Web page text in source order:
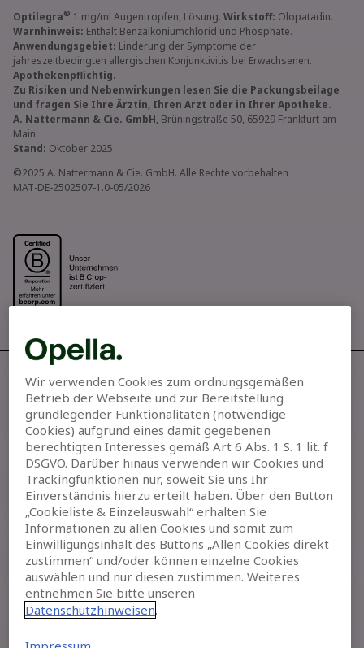
Optilegra® 1 mg/ml Augentropfen, Lösung. Wirkstoff: Olopatadin.
Warnhinweis: Enthält Benzalkoniumchlorid und Phosphate.
Anwendungsgebiet: Linderung der Symptome der
jahreszeitbedingten allergischen Konjunktivitis bei Erwachsenen.
Apothekenpflichtig.
Zu Risiken und Nebenwirkungen lesen Sie die Packungsbeilage
und fragen Sie Ihre Ärztin, Ihren Arzt oder in Ihrer Apotheke.
A. Nattermann & Cie. GmbH, Brüningstraße 50, 65929 Frankfurt am
Main.
Stand: Oktober 2025
©2025 A. Nattermann & Cie. GmbH. Alle Rechte vorbehalten
MAT-DE-2502507-1.0-05/2026
Allegra® kaufen
Unsere Werte
Kontakt
Sitemap
Nutzungsbedingungen
Datenschutz
Impressum
Wir verwenden Cookies zum ordnungsgemäßen
Betrieb der Webseite und zur Bereitstellung
grundlegender Funktionalitäten (notwendige
Cookies) aufgrund eines damit gegebenen
berechtigten Interesses gemäß Art 6 Abs. 1 S. 1 lit. f
DSGVO. Darüber hinaus verwenden wir Cookies und
Trackingfunktionen nur, soweit Sie uns Ihr
Einverständnis hierzu erteilt haben. Über den Button
„Cookieliste & Einzelauswahl“ erhalten Sie
Informationen zu allen Cookies und somit zum
Einwilligungsinhalt des Buttons „Allen Cookies direkt
zustimmen“ und/oder können einzelne Cookies
auswählen und nur diesen zustimmen. Weiteres
entnehmen Sie bitte unseren
Datenschutzhinweisen.